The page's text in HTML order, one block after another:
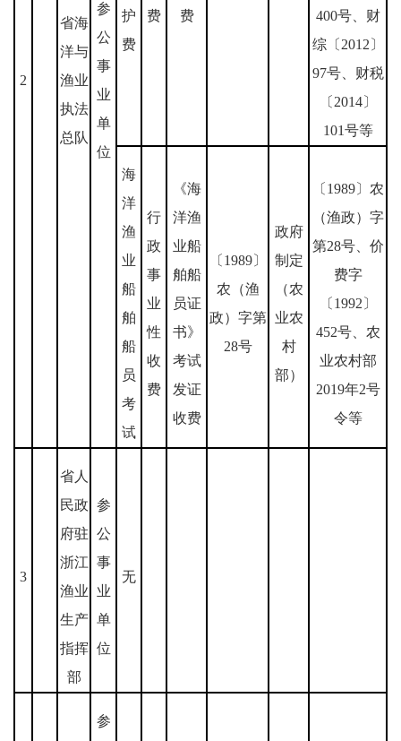
2
省海
洋与
渔业
执法
总队
参
公
事
业
单
位
护
费
费
费
400号、财
综〔2012〕
97号、财税
〔2014〕
101号等
海
洋
渔
业
船
舶
船
员
考
试
行
政
事
业
性
收
费
《海
洋渔
业船
舶船
员证
书》
考试
发证
收费
〔1989〕
农（渔
政）字第
28号
政府
制定
（农
业农
村
部）
〔1989〕农
（渔政）字
第28号、价
费字
〔1992〕
452号、农
业农村部
2019年2号
令等
3
省人
民政
府驻
浙江
渔业
生产
指挥
部
参
公
事
业
单
位
无
参